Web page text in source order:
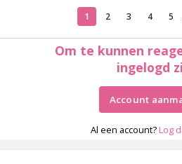
1 2 3 4 5
Om te kunnen
ingelogd
Account
Al een account? Log